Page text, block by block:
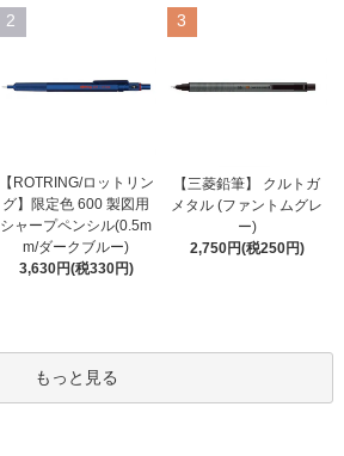
2
【ROTRING/ロットリン
グ】限定色 600 製図用
シャープペンシル(0.5m
m/ダークブルー)
3,630円(税330円)
3
【三菱鉛筆】 クルトガ
メタル (ファントムグレ
ー)
2,750円(税250円)
もっと見る